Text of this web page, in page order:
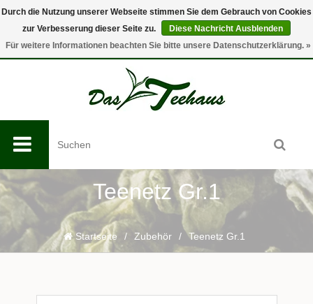
0
Teenetz Gr.1
Startseite / Zubehör / Teenetz Gr.1
Durch die Nutzung unserer Webseite stimmen Sie dem Gebrauch von Cookies
zur Verbesserung dieser Seite zu.
Diese Nachricht Ausblenden
Für weitere Informationen beachten Sie bitte unsere Datenschutzerklärung. »